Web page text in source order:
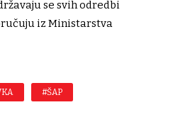
se svih odredbi
iz Ministarstva
#ŠAP